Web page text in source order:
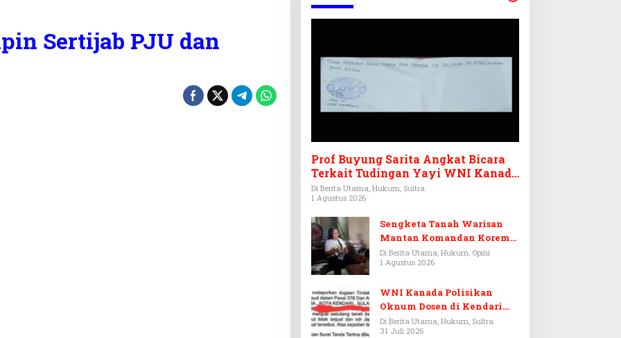
Sertijab PJU dan
Prof Buyung Sarita Angkat Bicara
Terkait Tudingan Yayi WNI Kanada
Ditagih Utang Rp3,6 Miliar
Di Berita Utama, Hukum, Sultra
1 Agustus 2026
Sengketa Tanah Warisan
Mantan Komandan Korem
143/HO, Ketika Warisan
Menjadi Arena Pemerasan
Di Berita Utama, Hukum, Opini
1 Agustus 2026
WNI Kanada Polisikan
Oknum Dosen di Kendari
Terkait Aset Puluhan Miliar
Di Berita Utama, Hukum, Sultra
31 Juli 2026